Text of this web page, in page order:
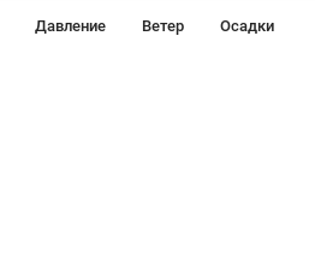
Давление Ветер Осадки